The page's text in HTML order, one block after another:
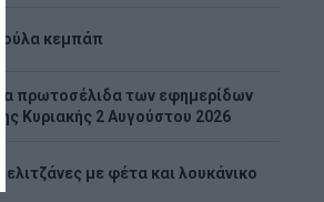
Λούλα κεμπάπ
Tα πρωτοσέλιδα των εφημερίδων
της Κυριακής 2 Αυγούστου 2026
Μελιτζάνες με φέτα και λουκάνικο